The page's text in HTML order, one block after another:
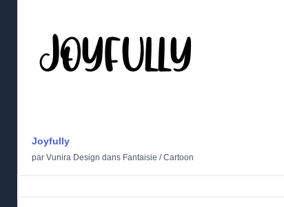
Joyfully
par Vunira Design dans Fantaisie /Cartoon